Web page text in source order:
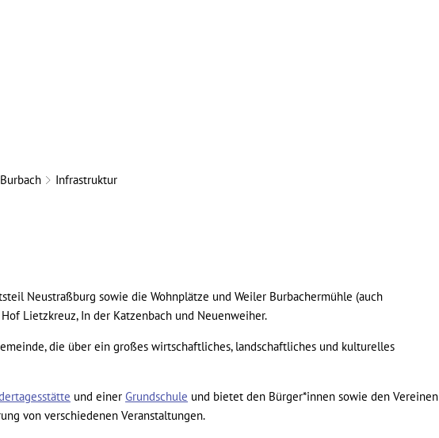
Burbach Infrastruktur
Neustraßburg sowie die Wohnplätze und Weiler Burbachermühle (auch
Lietzkreuz, In der Katzenbach und Neuenweiher.
die über ein großes wirtschaftliches, landschaftliches und kulturelles
und einer Grundschule und bietet den Bürger*innen sowie den Vereinen
von verschiedenen Veranstaltungen.